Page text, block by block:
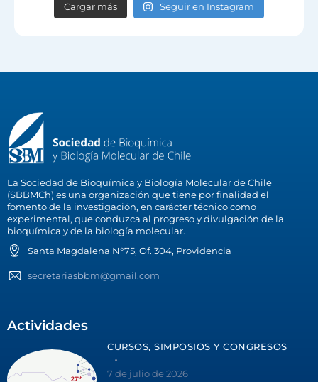
Cargar más Seguir en Instagram
La Sociedad de Bioquímica y Biología Molecular de Chile
(SBBMCh) es una organización que tiene por finalidad el
fomento de la investigación, en carácter técnico como
experimental, que conduzca al progreso y divulgación de la
bioquímica y de la biología molecular.
Santa Magdalena N°75, Of. 304, Providencia
secretariasbbm@gmail.com
Actividades
CURSOS, SIMPOSIOS Y CONGRESOS
7 de julio de 2026